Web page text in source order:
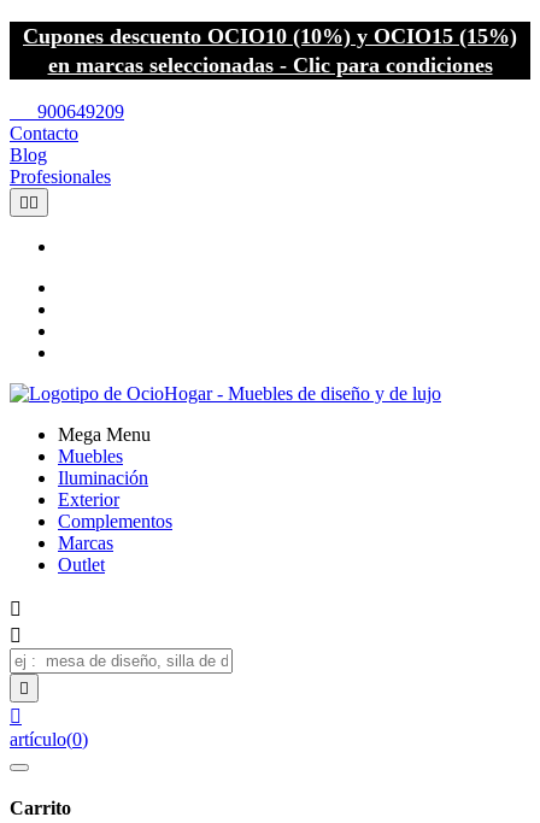
Cupones descuento OCIO10 (10%) y OCIO15 (15%)
en marcas seleccionadas - Clic para condiciones
900649209
Contacto
Blog
Profesionales
 
Mega Menu
Muebles
Iluminación
Exterior
Complementos
Marcas
Outlet




artículo(0)
Carrito